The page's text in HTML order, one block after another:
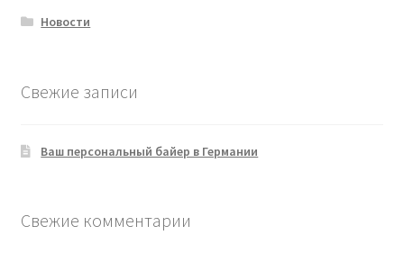
Новости
Свежие записи
Ваш персональный байер в Германии
Свежие комментарии